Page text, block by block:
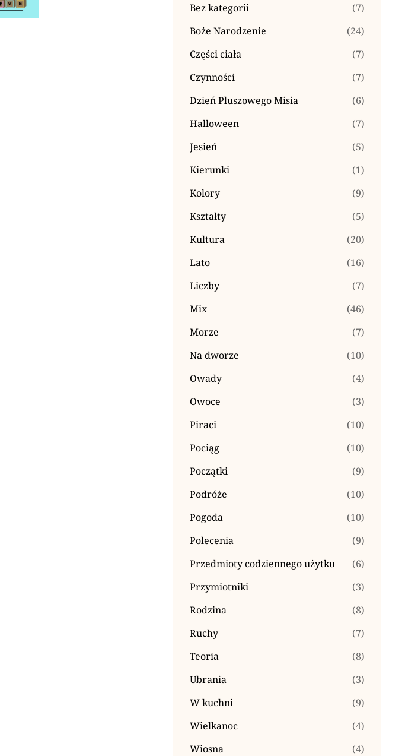
Bez kategorii
(7)
Boże Narodzenie
(24)
Części ciała
(7)
Czynności
(7)
Dzień Pluszowego Misia
(6)
Halloween
(7)
Jesień
(5)
Kierunki
(1)
Kolory
(9)
Kształty
(5)
Kultura
(20)
Lato
(16)
Liczby
(7)
Mix
(46)
Morze
(7)
Na dworze
(10)
Owady
(4)
Owoce
(3)
Piraci
(10)
Pociąg
(10)
Początki
(9)
Podróże
(10)
Pogoda
(10)
Polecenia
(9)
Przedmioty codziennego użytku
(6)
Przymiotniki
(3)
Rodzina
(8)
Ruchy
(7)
Teoria
(8)
Ubrania
(3)
W kuchni
(9)
Wielkanoc
(4)
Wiosna
(4)